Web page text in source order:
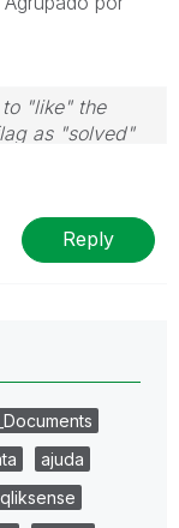
"like" the
as "solved"
Reply
ajuda
qliksense